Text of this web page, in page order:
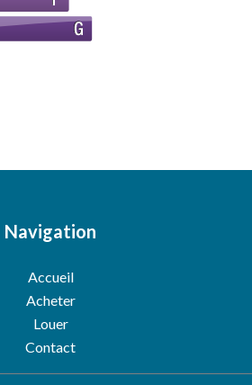
Navigation
Accueil
Acheter
Louer
Contact